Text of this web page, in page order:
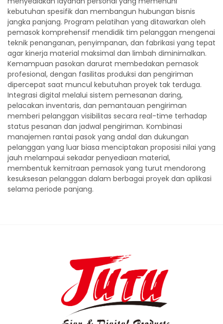
kebutuhan spesifik dan membangun hubungan bisnis
jangka panjang. Program pelatihan yang ditawarkan oleh
pemasok komprehensif mendidik tim pelanggan mengenai
teknik penanganan, penyimpanan, dan fabrikasi yang tepat
agar kinerja material maksimal dan limbah diminimalkan.
Kemampuan pasokan darurat membedakan pemasok
profesional, dengan fasilitas produksi dan pengiriman
dipercepat saat muncul kebutuhan proyek tak terduga.
Integrasi digital melalui sistem pemesanan daring,
pelacakan inventaris, dan pemantauan pengiriman
memberi pelanggan visibilitas secara real-time terhadap
status pesanan dan jadwal pengiriman. Kombinasi
manajemen rantai pasok yang andal dan dukungan
pelanggan yang luar biasa menciptakan proposisi nilai yang
jauh melampaui sekadar penyediaan material,
membentuk kemitraan pemasok yang turut mendorong
kesuksesan pelanggan dalam berbagai proyek dan aplikasi
selama periode panjang.